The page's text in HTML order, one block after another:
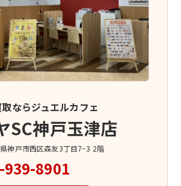
ならジュエルカフェ
SC神戸玉津店
神戸市西区森友3丁目7−3 2階
939-8901